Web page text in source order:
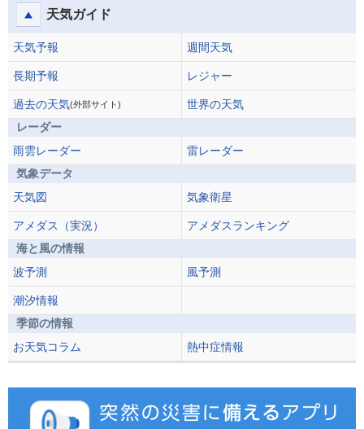
天気ガイド
天気予報 週間天気
長期予報 レジャー
過去の天気(外部サイト)
世界の天気
レーダー
雨雲レーダー
雷レーダー
気象データ
天気図
気象衛星
アメダス（実況）
アメダスランキング
海と風の情報
波予測
風予測
潮汐情報
季節の情報
お天気コラム
熱中症情報